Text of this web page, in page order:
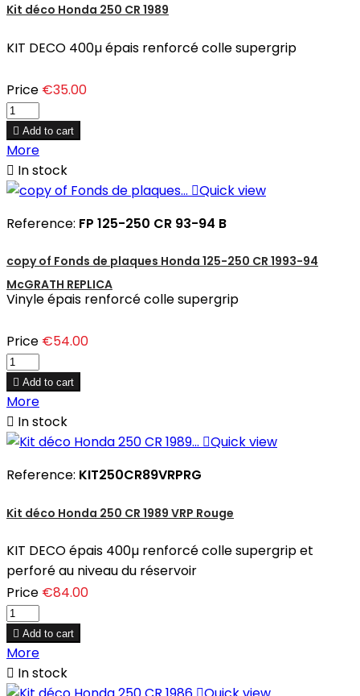
Kit déco Honda 250 CR 1989
KIT DECO 400µ épais renforcé colle supergrip
Price €35.00
 Add to cart
More
 In stock
Quick view
Reference: FP 125-250 CR 93-94 B
copy of Fonds de plaques Honda 125-250 CR 1993-94
McGRATH REPLICA
Vinyle épais renforcé colle supergrip
Price €54.00
 Add to cart
More
 In stock
Quick view
Reference: KIT250CR89VRPRG
Kit déco Honda 250 CR 1989 VRP Rouge
KIT DECO épais 400µ renforcé colle supergrip et
perforé au niveau du réservoir
Price €84.00
 Add to cart
More
 In stock